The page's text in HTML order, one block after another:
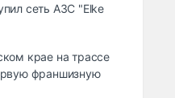
сеть АЗС "Elke
крае на трассе
франшизную